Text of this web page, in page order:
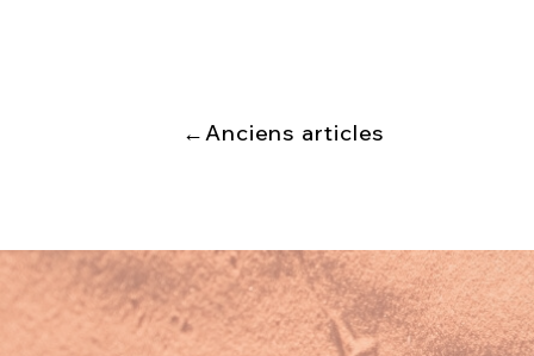
←Anciens articles